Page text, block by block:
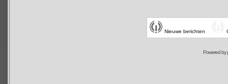
Nieuwe berichten
Powered by